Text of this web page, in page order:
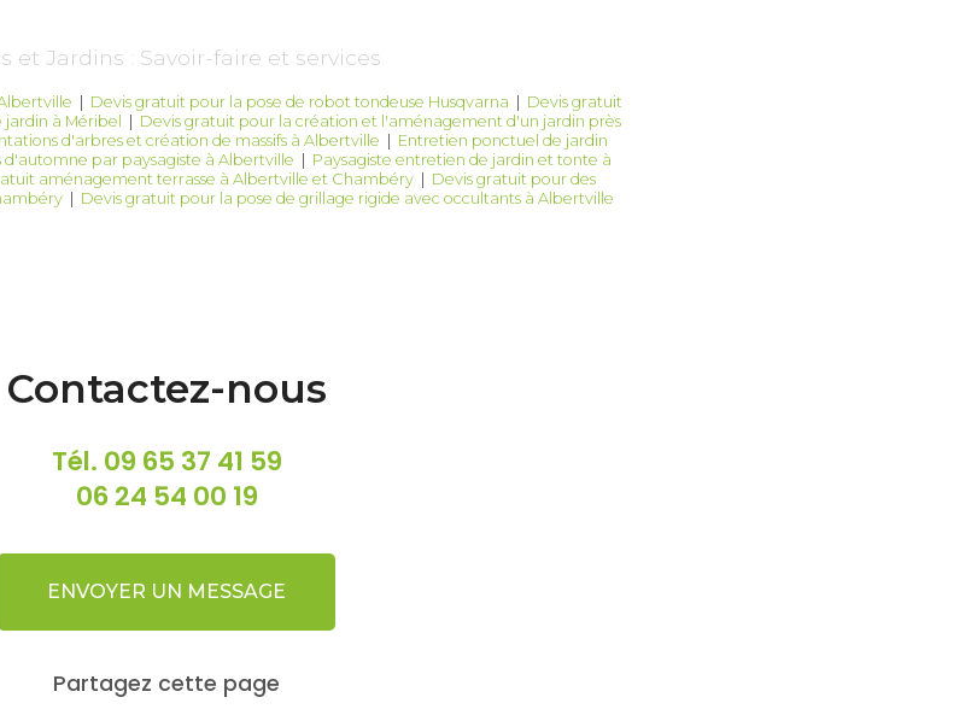
et Jardins : Savoir-faire et services
Devis gratuit pour la pose de robot tondeuse Husqvarna
Devis gratuit
à Méribel
Devis gratuit pour la création et l'aménagement d'un jardin près
d'arbres et création de massifs à Albertville
Entretien ponctuel de jardin
par paysagiste à Albertville
Paysagiste entretien de jardin et tonte à
aménagement terrasse à Albertville et Chambéry
Devis gratuit pour des
| Devis gratuit pour la pose de grillage rigide avec occultants à Albertville
Contactez-nous
Tél. 09 65 37 41 59
06 24 54 00 19
ENVOYER UN MESSAGE
Partagez cette page